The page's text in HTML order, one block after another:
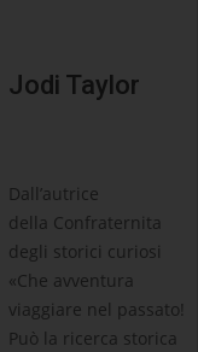
Jodi Taylor
Dall’autrice
della Confraternita
degli storici curiosi
«Che avventura
viaggiare nel passato!
Può la ricerca storica